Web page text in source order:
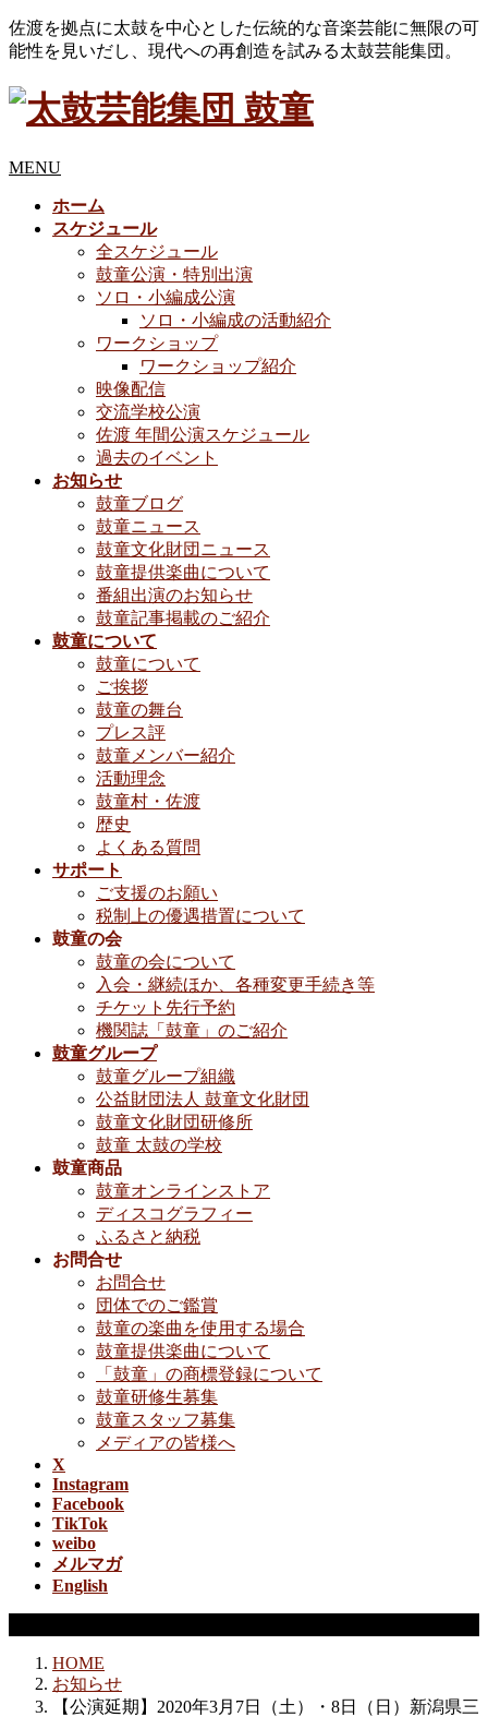
佐渡を拠点に太鼓を中心とした伝統的な音楽芸能に無限の可
能性を見いだし、現代への再創造を試みる太鼓芸能集団。
MENU
ホーム
スケジュール
全スケジュール
鼓童公演・特別出演
ソロ・小編成公演
ソロ・小編成の活動紹介
ワークショップ
ワークショップ紹介
映像配信
交流学校公演
佐渡 年間公演スケジュール
過去のイベント
お知らせ
鼓童ブログ
鼓童ニュース
鼓童文化財団ニュース
鼓童提供楽曲について
番組出演のお知らせ
鼓童記事掲載のご紹介
鼓童について
鼓童について
ご挨拶
鼓童の舞台
プレス評
鼓童メンバー紹介
活動理念
鼓童村・佐渡
歴史
よくある質問
サポート
ご支援のお願い
税制上の優遇措置について
鼓童の会
鼓童の会について
入会・継続ほか、各種変更手続き等
チケット先行予約
機関誌「鼓童」のご紹介
鼓童グループ
鼓童グループ組織
公益財団法人 鼓童文化財団
鼓童文化財団研修所
鼓童 太鼓の学校
鼓童商品
鼓童オンラインストア
ディスコグラフィー
ふるさと納税
お問合せ
お問合せ
団体でのご鑑賞
鼓童の楽曲を使用する場合
鼓童提供楽曲について
「鼓童」の商標登録について
鼓童研修生募集
鼓童スタッフ募集
メディアの皆様へ
X
Instagram
Facebook
TikTok
weibo
メルマガ
English
HOME
お知らせ
【公演延期】2020年3月7日（土）・8日（日）新潟県三